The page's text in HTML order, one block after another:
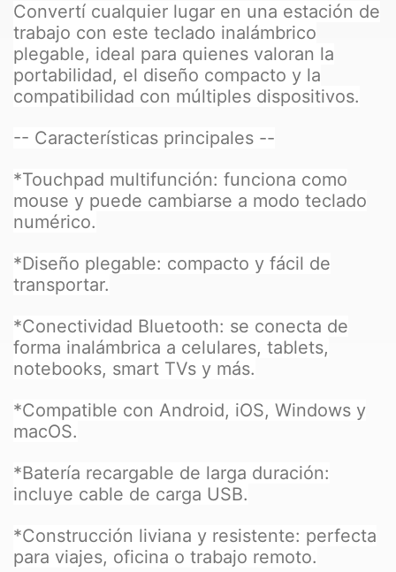
Convertí cualquier lugar en una estación de
trabajo con este teclado inalámbrico
plegable, ideal para quienes valoran la
portabilidad, el diseño compacto y la
compatibilidad con múltiples dispositivos.
-- Características principales --
*Touchpad multifunción: funciona como
mouse y puede cambiarse a modo teclado
numérico.
*Diseño plegable: compacto y fácil de
transportar.
*Conectividad Bluetooth: se conecta de
forma inalámbrica a celulares, tablets,
notebooks, smart TVs y más.
*Compatible con Android, iOS, Windows y
macOS.
*Batería recargable de larga duración:
incluye cable de carga USB.
*Construcción liviana y resistente: perfecta
para viajes, oficina o trabajo remoto.